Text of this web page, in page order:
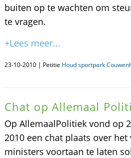
buiten op te wachten om
te vragen.
+Lees meer...
23-10-2010 | Petitie Houd sportpark
Chat op Allemaal
Op AllemaalPolitiek vond op
2010 een chat plaats over
ministers voortaan te laten